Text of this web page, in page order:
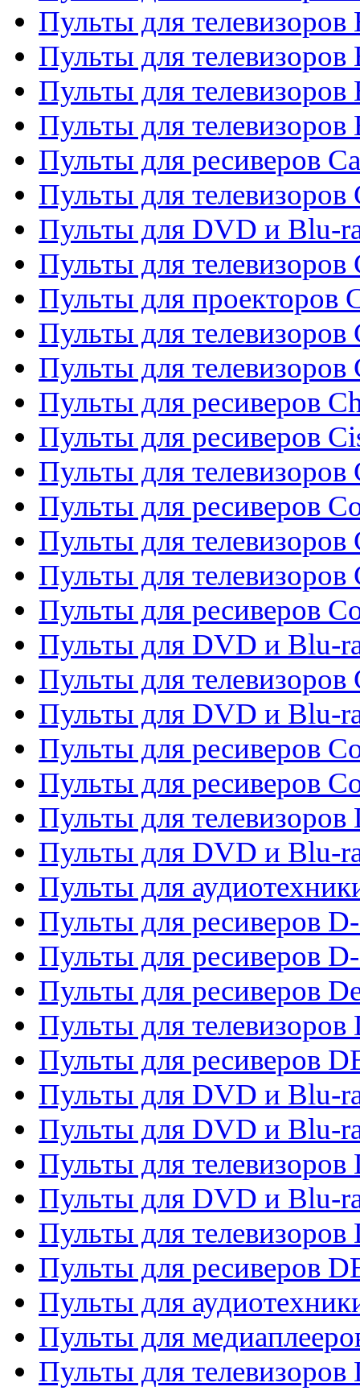
Пульты для телевизоров
Пульты для телевизоров
Пульты для телевизоров
Пульты для телевизоров
Пульты для ресиверов
Пульты для телевизоров
Пульты для DVD и Blu-
Пульты для телевизоров
Пульты для проекторов
Пульты для телевизоров
Пульты для телевизоров
Пульты для ресиверов
Пульты для ресиверов
Пульты для телевизоров
Пульты для ресиверов
Пульты для телевизоров
Пульты для телевизоров
Пульты для ресиверов
Пульты для DVD и Blu-
Пульты для телевизоров
Пульты для DVD и Blu-
Пульты для ресиверов
Пульты для ресиверов
Пульты для телевизоров
Пульты для DVD и Blu-
Пульты для
Пульты для ресиверов
Пульты для ресиверов
Пульты для ресиверов
Пульты для телевизоров
Пульты для ресиверов
Пульты для DVD и Blu-
Пульты для DVD и Blu-
Пульты для
Пульты для DVD и Blu-
Пульты для телевизоров
Пульты для ресиверов
Пульты для
Пульты для
Пульты для телевизоров